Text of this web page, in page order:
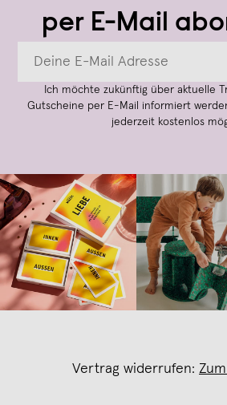
per E-Mail
Ich möchte zukünftig über aktuelle
Gutscheine per E-Mail informiert
jederzeit kostenlos
Vertrag widerrufen: